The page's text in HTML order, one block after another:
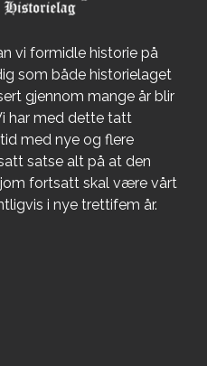
vi formidle historie på
som både historielaget
gjennom mange år blir
har med dette tatt
med nye og flere
satse alt på at den
fortsatt skal være vårt
i nye trettifem år.